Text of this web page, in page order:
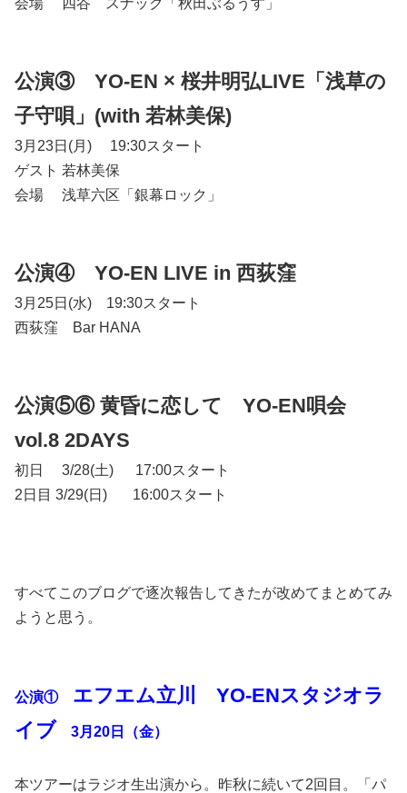
公演③ YO-EN × 桜井明弘LIVE「浅草の
子守唄」(with 若林美保)
3月23日(月) 19:30スタート
ゲスト 若林美保
会場 浅草六区「銀幕ロック」
公演④ YO-EN LIVE in 西荻窪
3月25日(水) 19:30スタート
西荻窪 Bar HANA
公演⑤⑥ 黄昏に恋して YO-EN唄会
vol.8 2DAYS
初日 3/28(土) 17:00スタート
2日目 3/29(日) 16:00スタート
すべてこのブログで逐次報告してきたが改めてまとめてみ
ようと思う。
公演① エフエム立川 YO-ENスタジオラ
イブ 3月20日（金）
本ツアーはラジオ生出演から。昨秋に続いて2回目。「パ